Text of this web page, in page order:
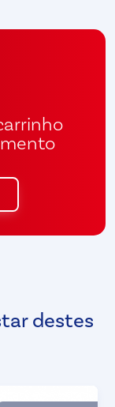
destes